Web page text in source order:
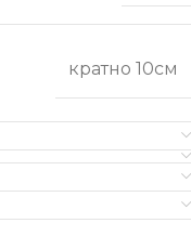
кратно 10см